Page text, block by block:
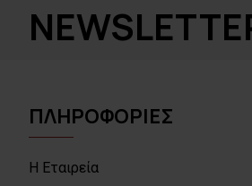
ΠΛΗΡΟΦΟΡΙΕΣ
Η Εταιρεία